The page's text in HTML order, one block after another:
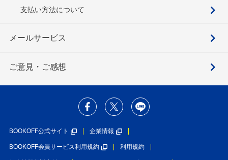
支払い方法について
メールサービス
ご意見・ご感想
BOOKOFF公式サイト 企業情報
BOOKOFF会員サービス利用規約 利用規約